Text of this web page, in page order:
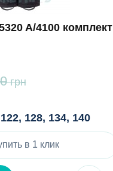
A/4100 комплект
грн
128, 134, 140
в 1 клик